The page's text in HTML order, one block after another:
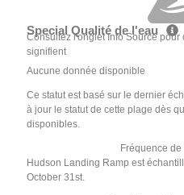
Special Qualité de l'eau
Consultez l'onglet Info Source
signifient
Aucune donnée disponible
Ce statut est basé sur le dernier
à jour le statut de cette plage dès
disponibles.
Fréquence
Hudson Landing Ramp est
October 31st.